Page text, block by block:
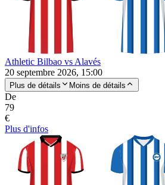
Athletic Bilbao vs Alavés
20 septembre 2026, 15:00
Plus de détails Moins de détails
De
79
€
Plus d'infos